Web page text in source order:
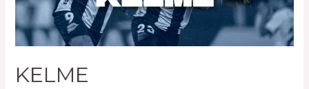
KELME